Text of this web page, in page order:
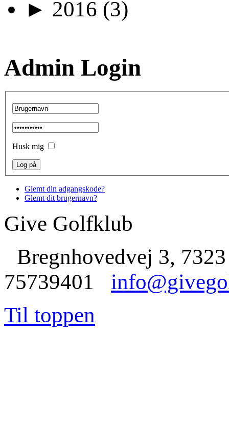
► 2016 (3)
Admin Login
Husk mig
Glemt din adgangskode?
Glemt dit brugernavn?
Give Golfklub
Bregnhovedvej 3,
75739401
Til toppen